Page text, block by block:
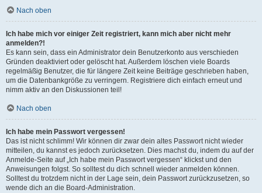
Nach oben
Ich habe mich vor einiger Zeit registriert, kann mich aber nicht mehr
anmelden?!
Es kann sein, dass ein Administrator dein Benutzerkonto aus verschieden
Gründen deaktiviert oder gelöscht hat. Außerdem löschen viele Boards
regelmäßig Benutzer, die für längere Zeit keine Beiträge geschrieben haben,
um die Datenbankgröße zu verringern. Registriere dich einfach erneut und
nimm aktiv an den Diskussionen teil!
Nach oben
Ich habe mein Passwort vergessen!
Das ist nicht schlimm! Wir können dir zwar dein altes Passwort nicht wieder
mitteilen, du kannst es jedoch zurücksetzen. Dies machst du, indem du auf der
Anmelde-Seite auf „Ich habe mein Passwort vergessen“ klickst und den
Anweisungen folgst. So solltest du dich schnell wieder anmelden können.
Solltest du trotzdem nicht in der Lage sein, dein Passwort zurückzusetzen, so
wende dich an die Board-Administration.